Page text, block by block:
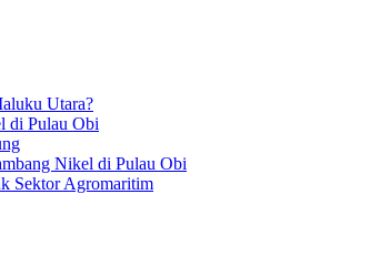
Utara?
di Pulau Obi
Nikel di Pulau Obi
Sektor Agromaritim